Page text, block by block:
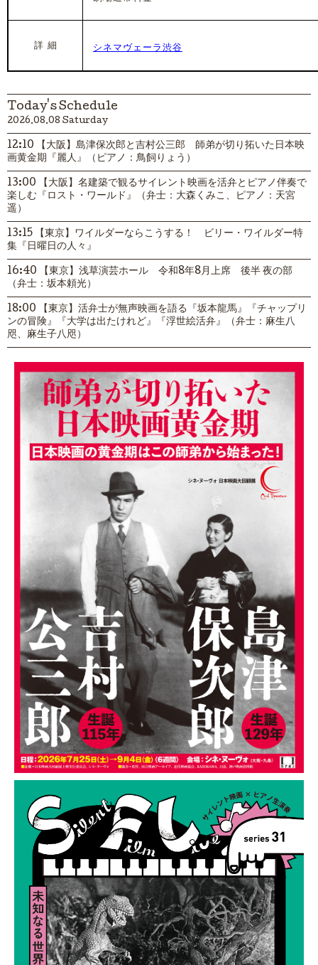
詳 細 シネマヴェーラ渋谷
Today's Schedule
2026.08.08 Saturday
12:10 【大阪】島津保次郎と吉村公三郎 師弟が切り拓いた日本映
画黄金期『麗人』（ピアノ：鳥飼りょう）
13:00 【大阪】名建築で観るサイレント映画を活弁とピアノ伴奏で
楽しむ『ロスト・ワールド』（弁士：大森くみこ、ピアノ：天宮
遥）
13:15 【東京】ワイルダーならこうする！ ビリー・ワイルダー特
集『日曜日の人々』
16:40 【東京】浅草演芸ホール 令和8年8月上席 後半 夜の部
（弁士：坂本頼光）
18:00 【東京】活弁士が無声映画を語る『坂本龍馬』『チャップリ
ンの冒険』『大学は出たけれど』『浮世絵活弁』（弁士：麻生八
咫、麻生子八咫）